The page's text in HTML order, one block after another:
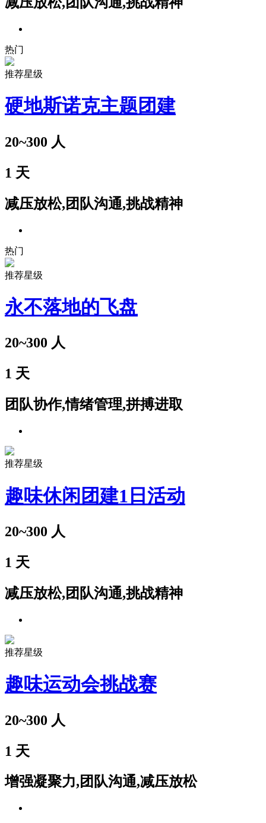
热门
推荐星级
硬地斯诺克主题团建
20~300 人
1 天
减压放松,团队沟通,挑战精神
热门
推荐星级
永不落地的飞盘
20~300 人
1 天
团队协作,情绪管理,拼搏进取
推荐星级
趣味休闲团建1日活动
20~300 人
1 天
减压放松,团队沟通,挑战精神
推荐星级
趣味运动会挑战赛
20~300 人
1 天
增强凝聚力,团队沟通,减压放松